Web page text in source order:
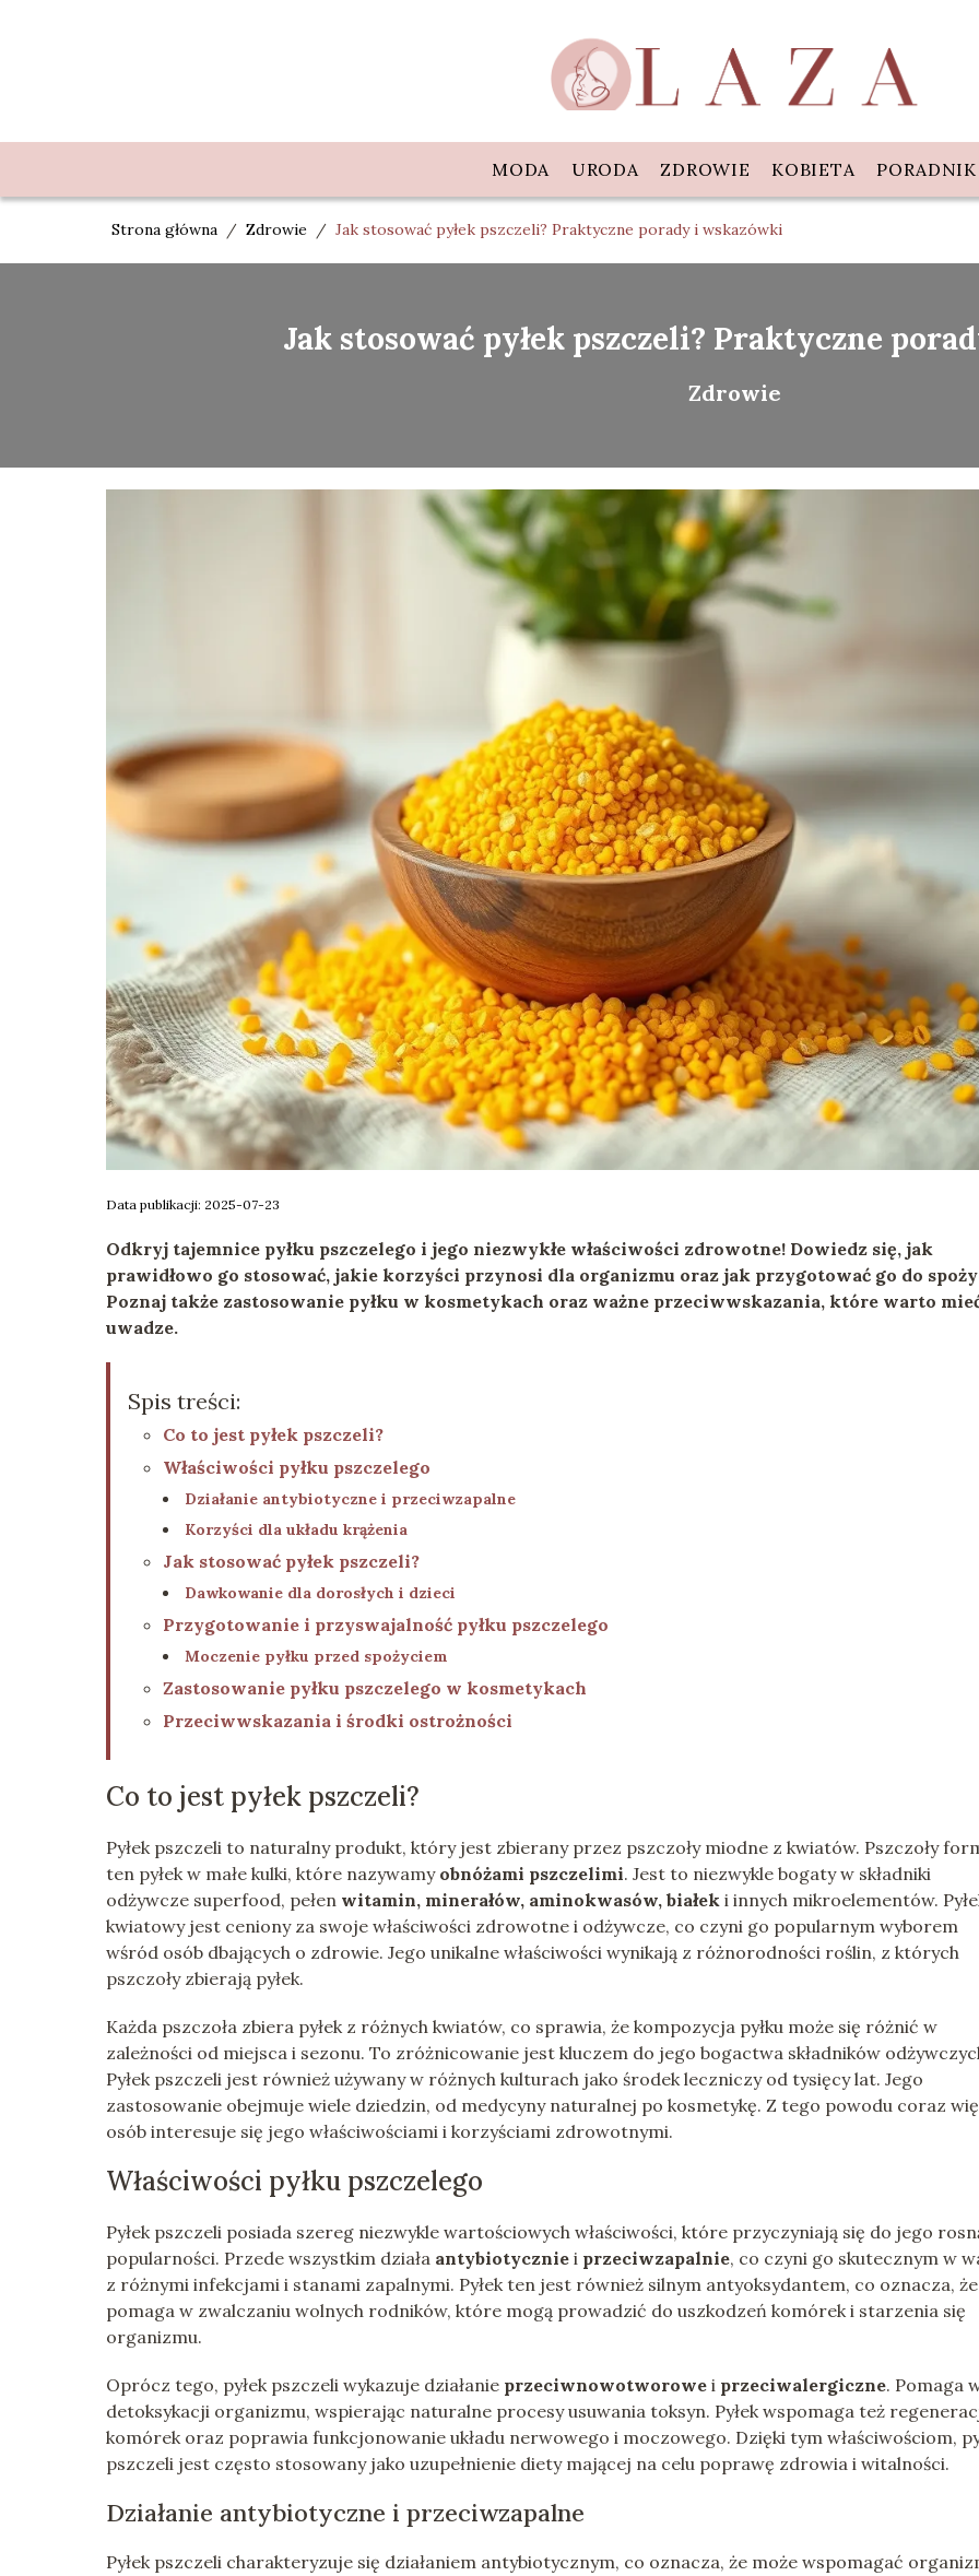
MODA URODA ZDROWIE KOBIETA PORADNIK
Strona główna / Zdrowie / Jak stosować pyłek pszczeli? Praktyczne porady i wskazówki
Jak stosować pyłek pszczeli? Praktyczne
Zdrowie
Data publikacji: 2025-07-23
Odkryj tajemnice pyłku pszczelego i jego niezwykłe właściwości zdrowotne! Dowiedz się, jak
prawidłowo go stosować, jakie korzyści przynosi dla organizmu oraz jak przygotować go do
Poznaj także zastosowanie pyłku w kosmetykach oraz ważne przeciwwskazania, które warto
uwadze.
Spis treści:
Co to jest pyłek pszczeli?
Właściwości pyłku pszczelego
Działanie antybiotyczne i przeciwzapalne
Korzyści dla układu krążenia
Jak stosować pyłek pszczeli?
Dawkowanie dla dorosłych i dzieci
Przygotowanie i przyswajalność pyłku pszczelego
Moczenie pyłku przed spożyciem
Zastosowanie pyłku pszczelego w kosmetykach
Przeciwwskazania i środki ostrożności
Co to jest pyłek pszczeli?
Pyłek pszczeli to naturalny produkt, który jest zbierany przez pszczoły miodne z kwiatów. Pszczoły
ten pyłek w małe kulki, które nazywamy obnóżami pszczelimi. Jest to niezwykle bogaty w składniki
odżywcze superfood, pełen witamin, minerałów, aminokwasów, białek i innych mikroelementów.
kwiatowy jest ceniony za swoje właściwości zdrowotne i odżywcze, co czyni go popularnym wyborem
wśród osób dbających o zdrowie. Jego unikalne właściwości wynikają z różnorodności roślin, z których
pszczoły zbierają pyłek.
Każda pszczoła zbiera pyłek z różnych kwiatów, co sprawia, że kompozycja pyłku może się różnić w
zależności od miejsca i sezonu. To zróżnicowanie jest kluczem do jego bogactwa składników
Pyłek pszczeli jest również używany w różnych kulturach jako środek leczniczy od tysięcy lat. Jego
zastosowanie obejmuje wiele dziedzin, od medycyny naturalnej po kosmetykę. Z tego powodu coraz
osób interesuje się jego właściwościami i korzyściami zdrowotnymi.
Właściwości pyłku pszczelego
Pyłek pszczeli posiada szereg niezwykle wartościowych właściwości, które przyczyniają się do jego
popularności. Przede wszystkim działa antybiotycznie i przeciwzapalnie, co czyni go skutecznym w
z różnymi infekcjami i stanami zapalnymi. Pyłek ten jest również silnym antyoksydantem, co oznacza, że
pomaga w zwalczaniu wolnych rodników, które mogą prowadzić do uszkodzeń komórek i starzenia się
organizmu.
Oprócz tego, pyłek pszczeli wykazuje działanie przeciwnowotworowe i przeciwalergiczne. Pomaga
detoksykacji organizmu, wspierając naturalne procesy usuwania toksyn. Pyłek wspomaga też
komórek oraz poprawia funkcjonowanie układu nerwowego i moczowego. Dzięki tym właściwościom,
pszczeli jest często stosowany jako uzupełnienie diety mającej na celu poprawę zdrowia i witalności.
Działanie antybiotyczne i przeciwzapalne
Pyłek pszczeli charakteryzuje się działaniem antybiotycznym, co oznacza, że może wspomagać